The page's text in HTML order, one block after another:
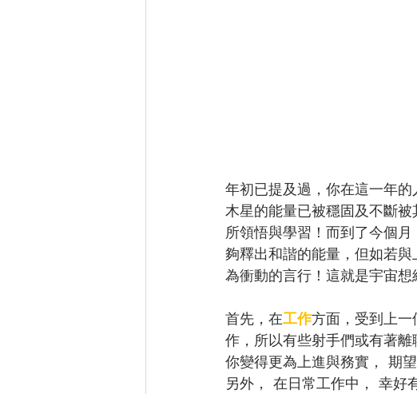
年初已提及過，你在這一年
木星的能量已被穩固及不斷
所領悟與學習！而到了今個
夠釋出和諧的能量，但如若
為衝動的言行！這就是宇宙
首先，在工作方面，受到上
作，所以有些射手們或有著
你變得更為上進與務實， 期
另外， 在日常工作中， 幸好